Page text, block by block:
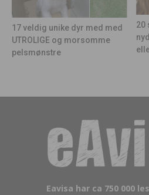
17 veldig unike dyr med med
UTROLIGE og morsomme
pelsmønstre
20
Eavisa har ca 750 000